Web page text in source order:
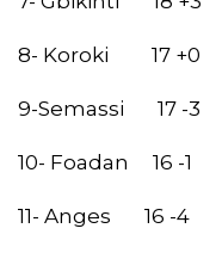
8- Koroki 17 +0
9-Semassi 17 -3
10- Foadan 16 -1
11- Anges 16 -4